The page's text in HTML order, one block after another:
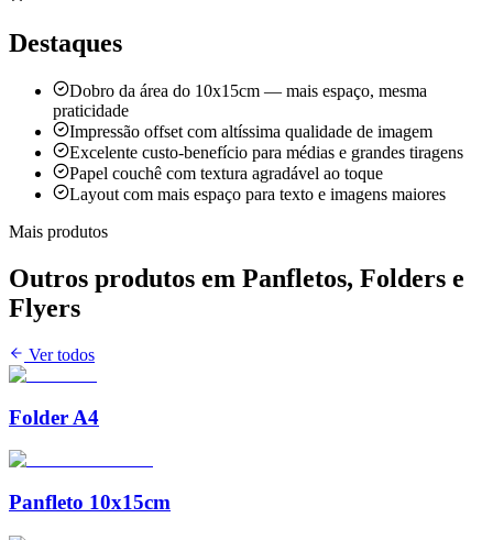
Destaques
Dobro da área do 10x15cm — mais espaço, mesma
praticidade
Impressão offset com altíssima qualidade de imagem
Excelente custo-benefício para médias e grandes tiragens
Papel couchê com textura agradável ao toque
Layout com mais espaço para texto e imagens maiores
Mais produtos
Outros produtos em Panfletos, Folders e
Flyers
Ver todos
Folder A4
Panfleto 10x15cm